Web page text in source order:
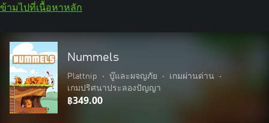
ข้ามไปที่เนื้อหาหลัก
Nummels
Plattnip • บู๊และผจญภัย • เกมผ่านด่าน
•
เกมปริศนาประลองปัญญา
฿349.00